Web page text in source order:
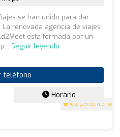
4.2 (26 opiniones)
se han unido para dar
renovada agencia de viajes
está formada por un
Seguir leyendo
teléfono
Horario